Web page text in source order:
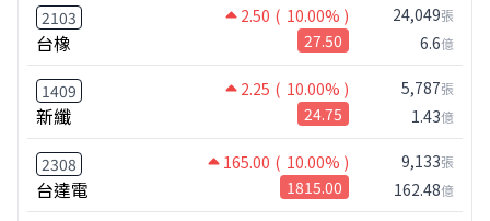
2103 2.50 ( 10.00% )
台橡 27.50
24,049張
6.6億
1409 2.25 ( 10.00% )
新纖 24.75
5,787張
1.43億
2308 165.00 ( 10.00% )
台達電 1815.00
9,133張
162.48億